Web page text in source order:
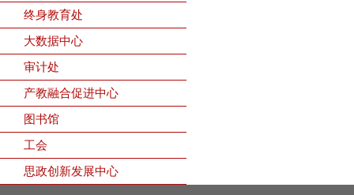
终身教育处
大数据中心
审计处
产教融合促进中心
图书馆
工会
思政创新发展中心